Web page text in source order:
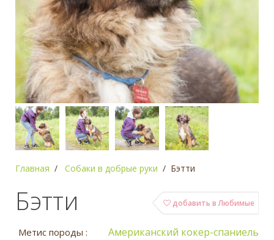
Главная Собаки в добрые руки Бэтти
добавить в Любимые
Бэтти
Метис породы : Американский кокер-спаниель